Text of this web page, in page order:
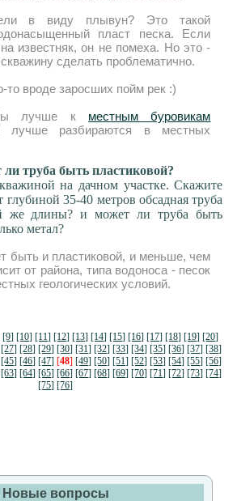
в виду плывун? Это такой
пласт песка. Если
известняк, он не помеха. Но это -
сделать проблематично.
то вроде заросших пойм рек :)
лучше к местным буровикам
лучше разбираются в местных
труба быть пластиковой?
на дачном участке. Скажите
глубиной 35-40 метров обсадная труба
же длины? и может ли труба быть
метал?
быть и пластиковой, и меньше, чем
от района, типа водоноса - песок
геологических условий.
[9] [10] [11] [12] [13] [14] [15] [16] [17] [18] [19] [20]
[27] [28] [29] [30] [31] [32] [33] [34] [35] [36] [37] [38]
[45] [46] [47] [48] [49] [50] [51] [52] [53] [54] [55] [56]
[63] [64] [65] [66] [67] [68] [69] [70] [71] [72] [73] [74]
[75] [76]
Новые вопросы